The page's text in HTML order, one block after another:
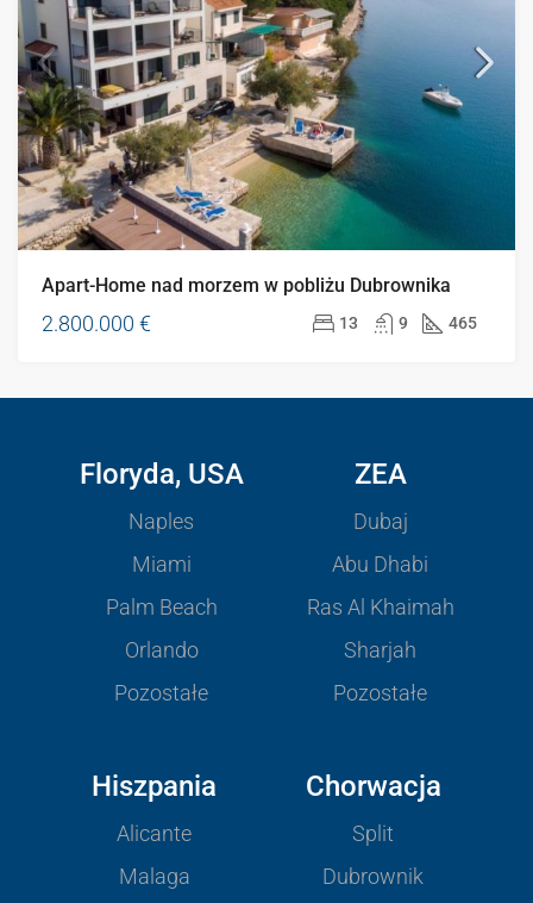
Apart-Home nad morzem w pobliżu Dubrownika
2.800.000 € 13 9 465
Floryda, USA
Naples
Miami
Palm Beach
Orlando
Pozostałe
ZEA
Dubaj
Abu Dhabi
Ras Al Khaimah
Sharjah
Pozostałe
Hiszpania
Alicante
Malaga
Chorwacja
Split
Dubrownik